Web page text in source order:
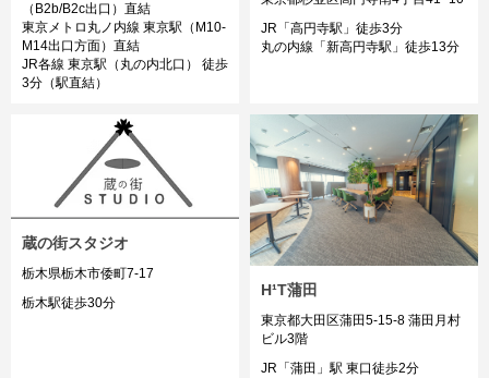
（B2b/B2c出口）直結
東京メトロ丸ノ内線 東京駅（M10-
M14出口方面）直結
JR各線 東京駅（丸の内北口） 徒歩
3分（駅直結）
JR「高円寺駅」徒歩3分
丸の内線「新高円寺駅」徒歩13分
蔵の街スタジオ
栃木県栃木市倭町7-17
栃木駅徒歩30分
H¹T蒲田
東京都大田区蒲田5-15-8 蒲田月村
ビル3階
JR「蒲田」駅 東口徒歩2分